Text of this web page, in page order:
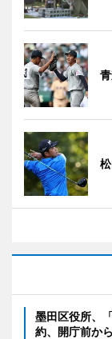
墨田区役所、
約、開庁前か